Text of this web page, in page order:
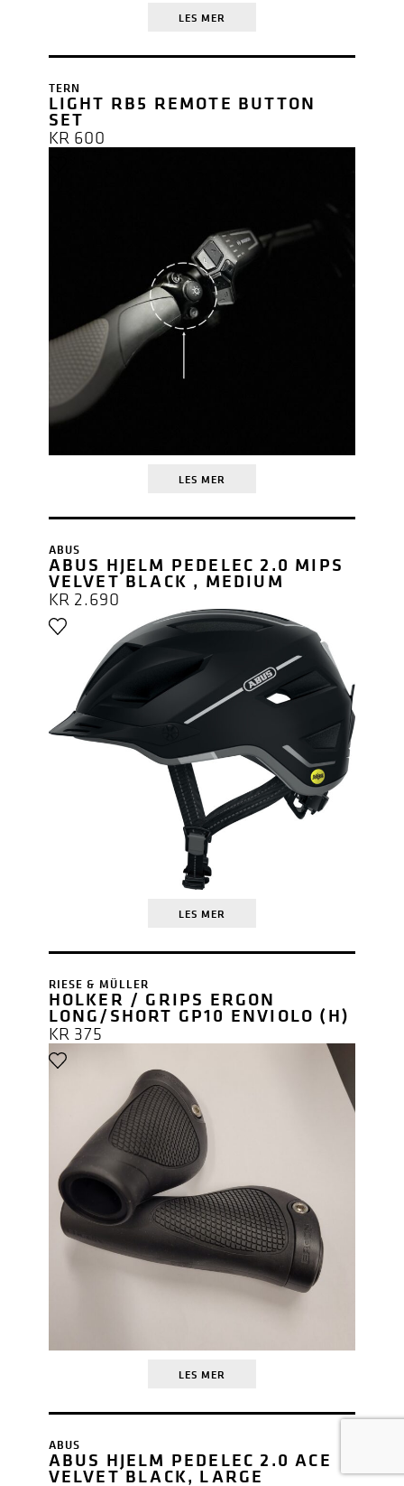
LES MER
TERN
LIGHT RB5 REMOTE BUTTON
SET
KR600
LES MER
ABUS
ABUS HJELM PEDELEC 2.0 MIPS
VELVET BLACK , MEDIUM
KR2.690
LES MER
RIESE & MÜLLER
HOLKER / GRIPS ERGON
LONG/SHORT GP10 ENVIOLO (H)
KR 375
LES MER
ABUS
ABUS HJELM PEDELEC 2.0 ACE
VELVET BLACK, LARGE